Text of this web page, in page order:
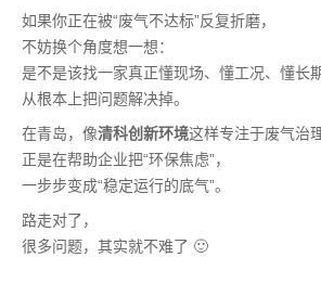
如果你正在被“废气不达标”反复折磨，
不妨换个角度想一想：
是不是该找一家真正懂现场、懂工况、懂长
从根本上把问题解决掉。
在青岛，像清科创新环境这样专注于废气治
正是在帮助企业把“环保焦虑”，
一步步变成“稳定运行的底气”。
路走对了，
很多问题，其实就不难了 🙂